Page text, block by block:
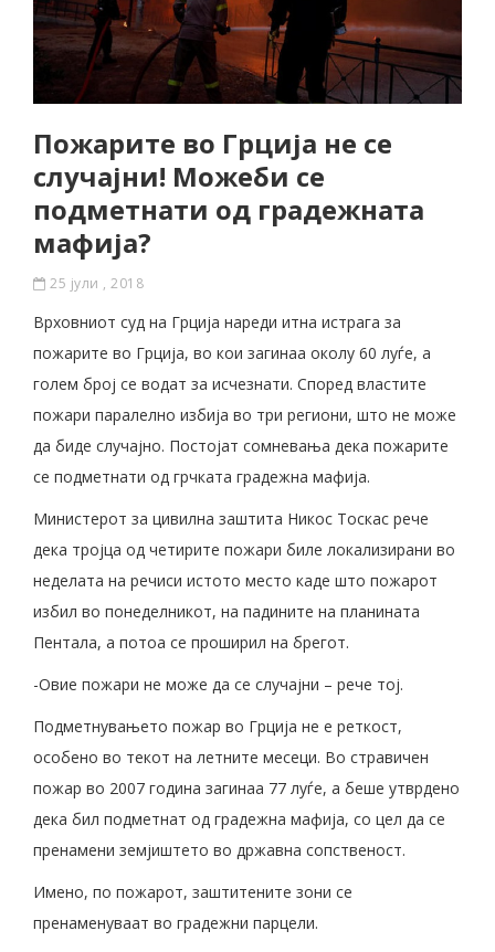
Пожарите во Грција не се
случајни! Можеби се
подметнати од градежната
мафија?
25 јули , 2018
Врховниот суд на Грција нареди итна истрага за
пожарите во Грција, во кои загинаа околу 60 луѓе, а
голем број се водат за исчезнати. Според властите
пожари паралелно избија во три региони, што не може
да биде случајно. Постојат сомневања дека пожарите
се подметнати од грчката градежна мафија.
Министерот за цивилна заштита Никос Тоскас рече
дека тројца од четирите пожари биле локализирани во
неделата на речиси истото место каде што пожарот
избил во понеделникот, на падините на планината
Пентала, а потоа се проширил на брегот.
-Овие пожари не може да се случајни – рече тој.
Подметнувањето пожар во Грција не е реткост,
особено во текот на летните месеци. Во стравичен
пожар во 2007 година загинаа 77 луѓе, а беше утврдено
дека бил подметнат од градежна мафија, со цел да се
пренамени земјиштето во државна сопственост.
Имено, по пожарот, заштитените зони се
пренаменуваат во градежни парцели.